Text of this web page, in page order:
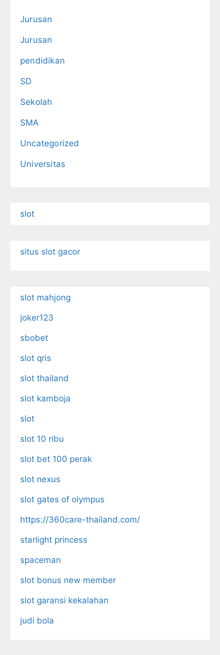
Jurusan
Jurusan
pendidikan
SD
Sekolah
SMA
Uncategorized
Universitas
slot
situs slot gacor
slot mahjong
joker123
sbobet
slot qris
slot thailand
slot kamboja
slot
slot 10 ribu
slot bet 100 perak
slot nexus
slot gates of olympus
https://360care-thailand.com/
starlight princess
spaceman
slot bonus new member
slot garansi kekalahan
judi bola